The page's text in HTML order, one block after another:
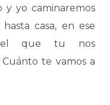
y yo caminaremos
casa, en ese
el que tu nos
Cuánto te vamos a